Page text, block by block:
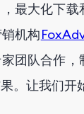
最大化下载
机构
团队合作，
。让我们开